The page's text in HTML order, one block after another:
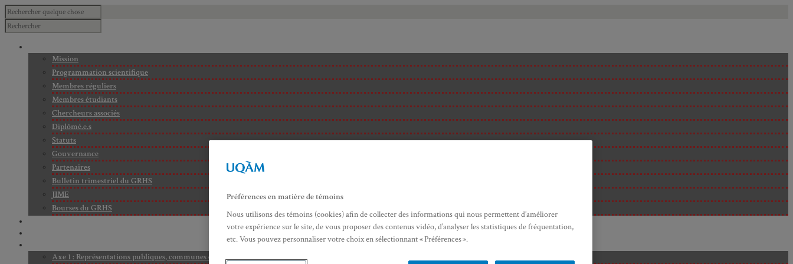
Mission
Programmation scientifique
Membres réguliers
Membres étudiants
Chercheurs associés
Diplômé.e.s
Statuts
Gouvernance
Partenaires
Bulletin trimestriel du GRHS
JIME
Bourses du GRHS
Axe 1 : Représentations publiques, communes et privées de la Cité
Préférences en matière de témoins
Nous utilisons des témoins (cookies) afin de collecter des informations qui nous permettent d’améliorer
votre expérience sur le site, de vous proposer des contenus vidéo, d’analyser les statistiques de fréquentation,
etc. Vous pouvez personnaliser votre choix en sélectionnant « Préférences ».